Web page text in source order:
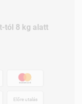
tól 8 kg alatt
Előre utalás